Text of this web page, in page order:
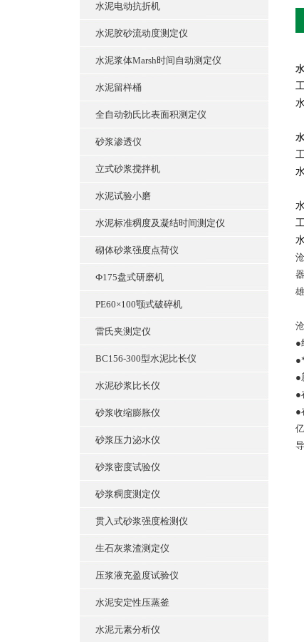
水泥电动抗折机
水泥胶砂流动度测定仪
水泥浆体Marsh时间自动测定仪
水泥留样桶
全自动勃氏比表面积测定仪
砂浆渗透仪
立式砂浆搅拌机
水泥试验小磨
水泥标准稠度及凝结时间测定仪
砌体砂浆强度点荷仪
Ф175盘式研磨机
PE60×100颚式破碎机
雷氏夹测定仪
BC156-300型水泥比长仪
水泥砂浆比长仪
砂浆收缩膨胀仪
砂浆压力泌水仪
砂浆密度试验仪
砂浆稠度测定仪
贯入式砂浆强度检测仪
生石灰浆渣测定仪
压浆液充盈度试验仪
水泥安定性压蒸釜
水泥元素分析仪
●
●
●
●